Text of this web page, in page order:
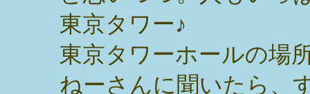
東京タワー♪
東京タワーホールの場
ねーさんに聞いたら、